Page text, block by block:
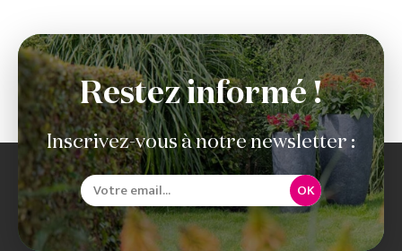
Restez informé !
Inscrivez-vous à notre newsletter :
OK